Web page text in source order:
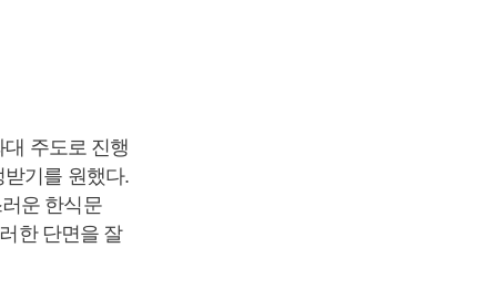
주도로 진행
받기를 원했다.
운 한식문
한 단면을 잘